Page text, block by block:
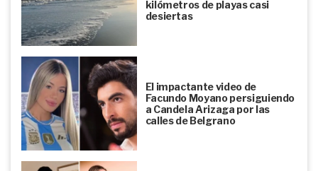
kilómetros de playas casi
desiertas
El impactante video de
Facundo Moyano persiguiendo
a Candela Arizaga por las
calles de Belgrano